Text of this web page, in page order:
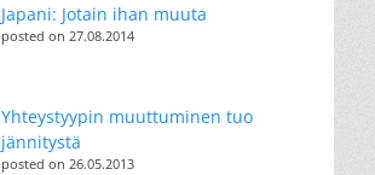
Japani: Jotain ihan muuta
posted on 27.08.2014
Yhteystyypin muuttuminen tuo
jännitystä
posted on 26.05.2013